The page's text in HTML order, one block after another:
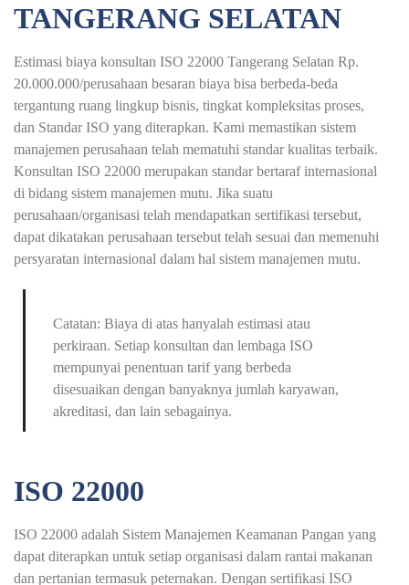
TANGERANG SELATAN
Estimasi biaya konsultan ISO 22000 Tangerang Selatan Rp.
20.000.000/perusahaan besaran biaya bisa berbeda-beda
tergantung ruang lingkup bisnis, tingkat kompleksitas proses,
dan Standar ISO yang diterapkan. Kami memastikan sistem
manajemen perusahaan telah mematuhi standar kualitas terbaik.
Konsultan ISO 22000 merupakan standar bertaraf internasional
di bidang sistem manajemen mutu. Jika suatu
perusahaan/organisasi telah mendapatkan sertifikasi tersebut,
dapat dikatakan perusahaan tersebut telah sesuai dan memenuhi
persyaratan internasional dalam hal sistem manajemen mutu.
Catatan: Biaya di atas hanyalah estimasi atau
perkiraan. Setiap konsultan dan lembaga ISO
mempunyai penentuan tarif yang berbeda
disesuaikan dengan banyaknya jumlah karyawan,
akreditasi, dan lain sebagainya.
ISO 22000
ISO 22000 adalah Sistem Manajemen Keamanan Pangan yang
dapat diterapkan untuk setiap organisasi dalam rantai makanan
dan pertanian termasuk peternakan. Dengan sertifikasi ISO